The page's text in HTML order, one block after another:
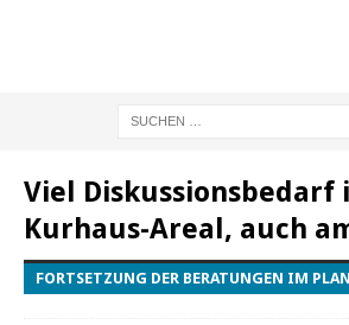
Viel Diskussionsbedarf
Kurhaus-Areal, auch
FORTSETZUNG DER BERATUNGEN IM